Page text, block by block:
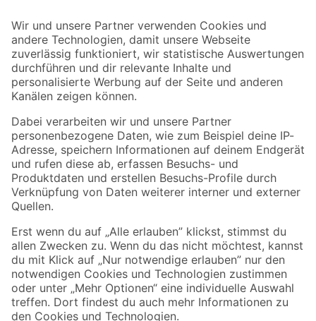
Der toom Newsletter: Keine Angebote und Aktionen mehr verpassen!
Zur Newsletter Anmeldung
Folge uns
Zahlungsarten Versandarten
Sicher einkaufen
Jetzt die toom-App herunterladen